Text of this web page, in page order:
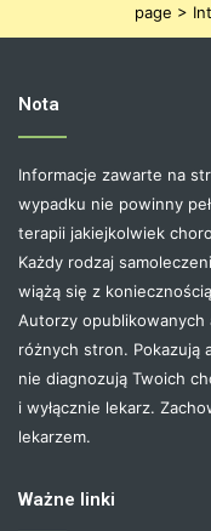
page >
Nota
Informacje zawarte na
wypadku nie powinny
terapii jakiejkolwiek
Każdy rodzaj
wiążą się z
Autorzy opublikowanych
różnych stron. Pokazują
nie diagnozują Twoich
i wyłącznie lekarz.
lekarzem.
Ważne linki